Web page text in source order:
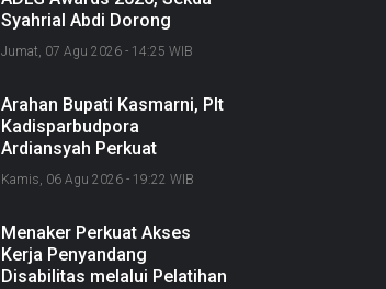
Syahrial Abdi Dorong
Pemerintahan Berbasis Data
Jumat, 07 Agu 2026 - 14:25 WIB
Arahan Bupati Kasmarni, Plt
Kadisparbudpora
Ardiansyah Perkuat
Kolaborasi Nasional
Sukseskan Ekraforia 2026
sebagai Kabupaten Kreatif
Kamis, 06 Agu 2026 - 19:22 WIB
Menaker Perkuat Akses
Kerja Penyandang
Disabilitas melalui Pelatihan